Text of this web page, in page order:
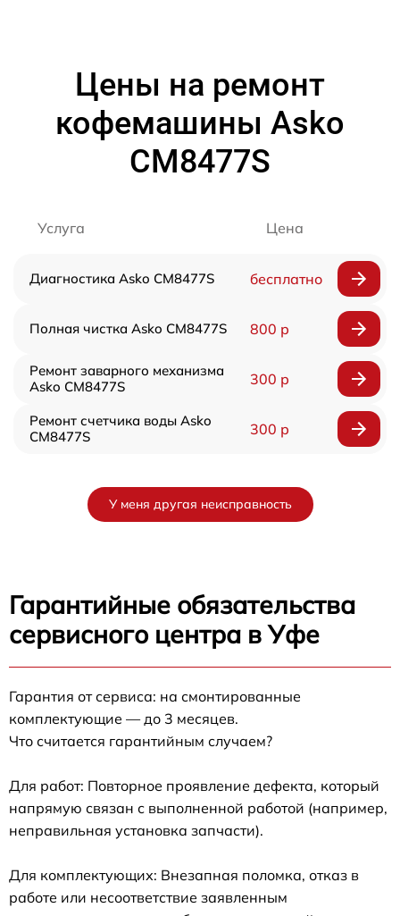
Цены на ремонт
кофемашины Asko
CM8477S
Услуга Цена
Диагностика Asko CM8477S бесплатно
Полная чистка Asko CM8477S 800 р
Ремонт заварного механизма
Asko CM8477S
300 р
Ремонт счетчика воды Asko
CM8477S
300 р
У меня другая неисправность
Гарантийные обязательства
сервисного центра в Уфе
Гарантия от сервиса: на смонтированные
комплектующие — до 3 месяцев.
Что считается гарантийным случаем?
Для работ: Повторное проявление дефекта, который
напрямую связан с выполненной работой (например,
неправильная установка запчасти).
Для комплектующих: Внезапная поломка, отказ в
работе или несоответствие заявленным